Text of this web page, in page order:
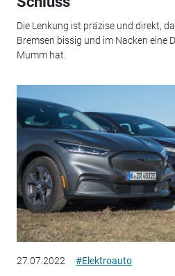
Die Lenkung ist präzise und direkt,
Bremsen bissig und im Nacken eine
Mumm hat.
27.07.2022 #Elektroauto